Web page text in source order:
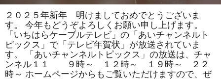
り
ま
す。
は
２０２５年新年 明けましておめでとうございま
す。 今年もどうぞよろしくお願い申し上げます。
「いちはらケーブルテレビ」の「あいチャンネルト
ピックス」で「テレビ年賀状」が放送されていま
す。 「あいチャンネルトピックス」の放送は、チャ
ンネル１１ ９時～ １２時～ １９時～ ２２
時～ ホームページからもご覧いただけますので、ぜ